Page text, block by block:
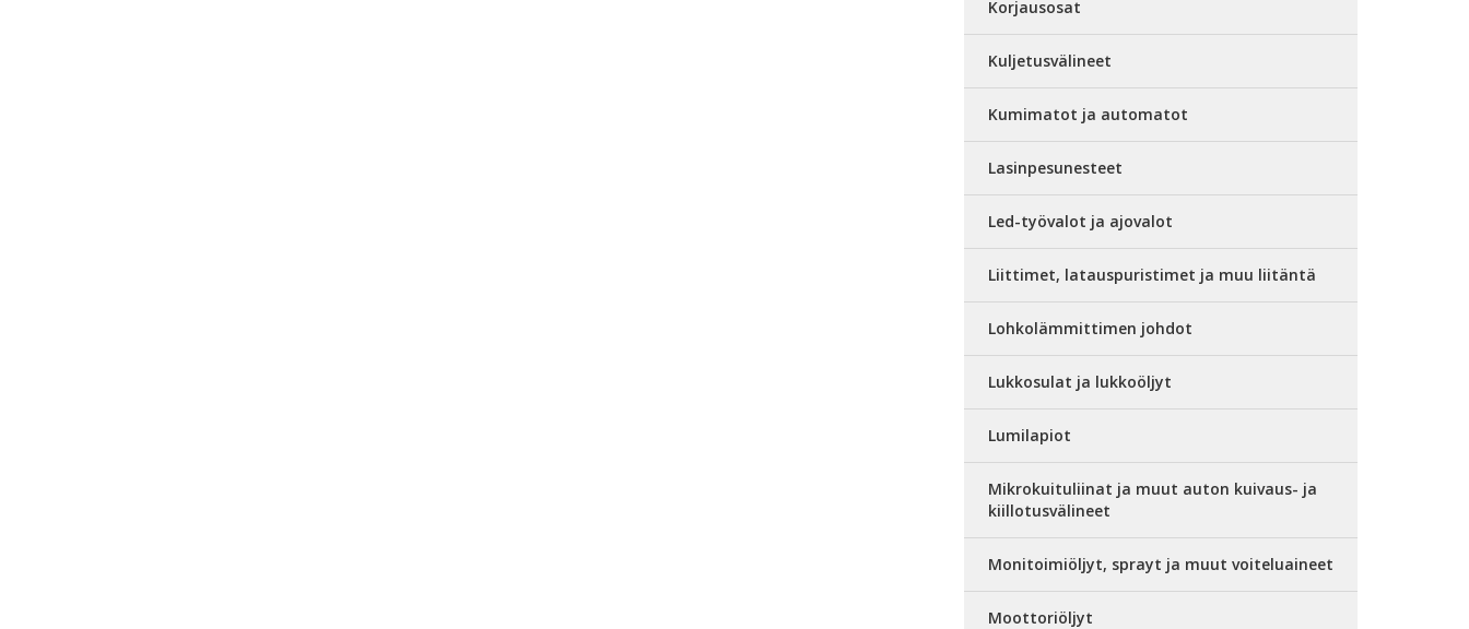
Korjausosat
Kuljetusvälineet
Kumimatot ja automatot
Lasinpesunesteet
Led-työvalot ja ajovalot
Liittimet, latauspuristimet ja muu liitäntä
Lohkolämmittimen johdot
Lukkosulat ja lukkoöljyt
Lumilapiot
Mikrokuituliinat ja muut auton kuivaus- ja
kiillotusvälineet
Monitoimiöljyt, sprayt ja muut voiteluaineet
Moottoriöljyt